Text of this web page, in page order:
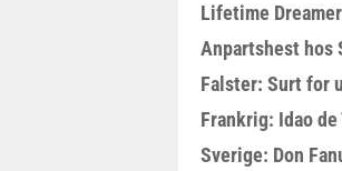
Lifetime
Anpartshest hos
Falster: Surt for
Frankrig: Idao
Sverige: Don